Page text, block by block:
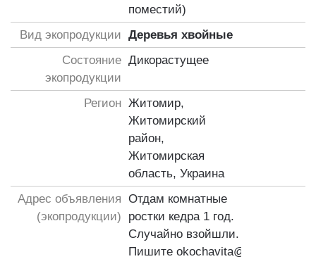
поместий)
Вид экопродукции Деревья хвойные
Состояние
экопродукции
Дикорастущее
Регион Житомир,
Житомирский
район,
Житомирская
область, Украина
Адрес объявления
(экопродукции)
Отдам комнатные
ростки кедра 1 год.
Случайно взойшли.
Пишите okochavita@ukr.net